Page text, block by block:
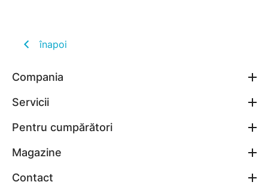
înapoi
Compania
Servicii
Pentru cumpărători
Magazine
Contact